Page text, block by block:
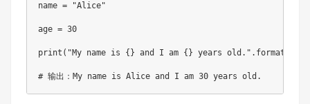
name = "Alice"
age = 30
print ( "My name is {} and I am {} years old." . format
# 输出：My name is Alice and I am 30 years old.